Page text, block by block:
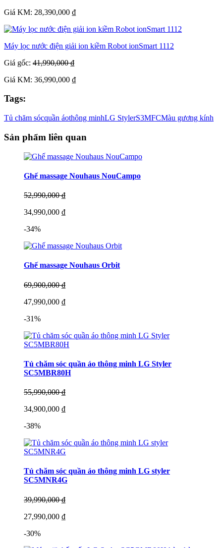
Giá KM: 28,390,000 ₫
Máy lọc nước điện giải ion kiềm Robot ionSmart 1112
Giá gốc: 41,990,000 ₫
Giá KM: 36,990,000 ₫
Tags:
Tủ chăm sócquần áothông minhLG StylerS3MFCMàu gương kính
Sản phẩm liên quan
Ghế massage Nouhaus NouCampo
52,990,000 ₫
34,990,000 ₫
-34%
Ghế massage Nouhaus Orbit
69,900,000 ₫
47,990,000 ₫
-31%
Tủ chăm sóc quần áo thông minh LG Styler
SC5MBR80H
55,990,000 ₫
34,900,000 ₫
-38%
Tủ chăm sóc quần áo thông minh LG styler
SC5MNR4G
39,990,000 ₫
27,990,000 ₫
-30%